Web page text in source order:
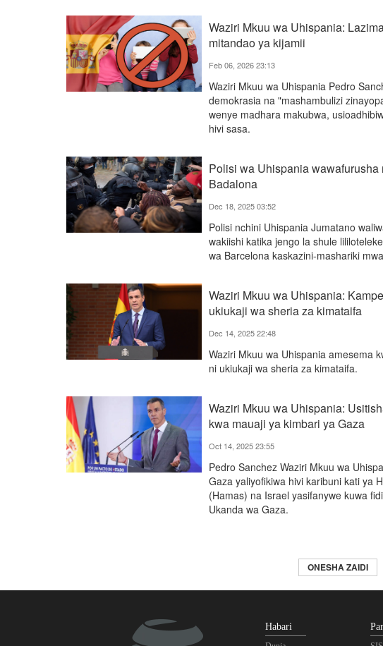
Waziri Mkuu wa Uhispania:
mitandao ya kijamii
Feb 06, 2026 23:13
Waziri Mkuu wa Uhispania Pedro
demokrasia na "mashambulizi
wenye madhara makubwa,
hivi sasa.
Polisi wa Uhispania
Badalona
Dec 18, 2025 03:52
Polisi nchini Uhispania Jumatano
wakiishi katika jengo la shule
wa Barcelona kaskazini-mashariki
Waziri Mkuu wa Uhispania:
ukiukaji wa sheria za kimataifa
Dec 14, 2025 22:48
Waziri Mkuu wa Uhispania amesema
ni ukiukaji wa sheria za kimataifa.
Waziri Mkuu wa Uhispania:
kwa mauaji ya kimbari ya Gaza
Oct 14, 2025 23:55
Pedro Sanchez Waziri Mkuu wa
Gaza yaliyofikiwa hivi karibuni kati ya
(Hamas) na Israel yasifanywe kuwa
Ukanda wa Gaza.
ONESHA ZAIDI
Habari